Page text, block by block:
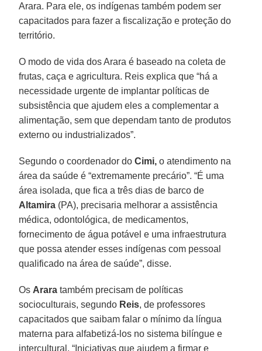
Arara. Para ele, os indígenas também podem ser
capacitados para fazer a fiscalização e proteção do
território.
O modo de vida dos Arara é baseado na coleta de
frutas, caça e agricultura. Reis explica que “há a
necessidade urgente de implantar políticas de
subsistência que ajudem eles a complementar a
alimentação, sem que dependam tanto de produtos
externo ou industrializados”.
Segundo o coordenador doCimi, o atendimento na
área da saúde é “extremamente precário”. “É uma
área isolada, que fica a três dias de barco de
Altamira (PA), precisaria melhorar a assistência
médica, odontológica, de medicamentos,
fornecimento de água potável e uma infraestrutura
que possa atender esses indígenas com pessoal
qualificado na área de saúde”, disse.
Os Arara também precisam de políticas
socioculturais, segundo Reis, de professores
capacitados que saibam falar o mínimo da língua
materna para alfabetizá-los no sistema bilíngue e
intercultural. “Iniciativas que ajudem a firmar e